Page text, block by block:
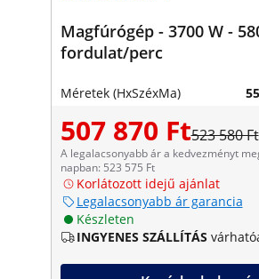
Magfúrógép - 3700 W -
fordulat/perc
Méretek (HxSzéxMa)
507 870 Ft523 580 Ft
A legalacsonyabb ár a kedvezményt
napban: 523 575 Ft
Korlátozott idejű ajánlat
Legalacsonyabb ár garancia
Készleten
INGYENES SZÁLLÍTÁS